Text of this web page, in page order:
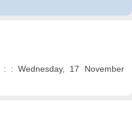
: : Wednesday, 17 November